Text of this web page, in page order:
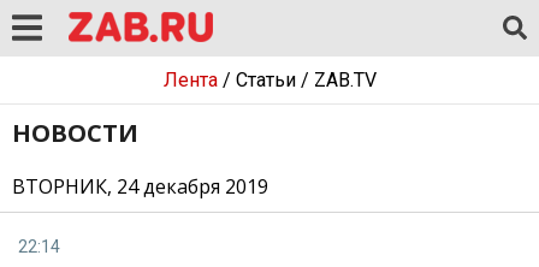
Лента/ Статьи/ ZAB.TV
НОВОСТИ
ВТОРНИК, 24 декабря 2019
22:14